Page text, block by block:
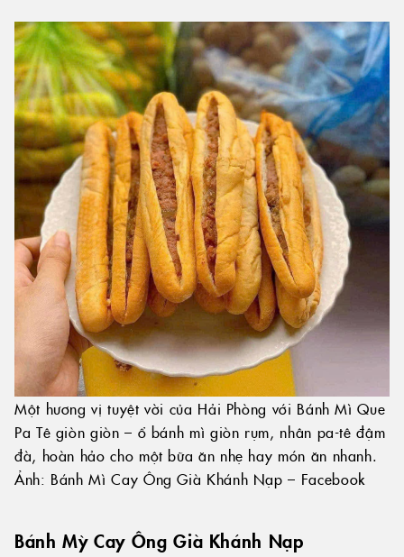
Một hương vị tuyệt vời của Hải Phòng với Bánh Mì Que
Pa Tê giòn giòn – ổ bánh mì giòn rụm, nhân pa-tê đậm
đà, hoàn hảo cho một bữa ăn nhẹ hay món ăn nhanh.
Ảnh: Bánh Mì Cay Ông Già Khánh Nạp – Facebook
Bánh Mỳ Cay Ông Già Khánh Nạp